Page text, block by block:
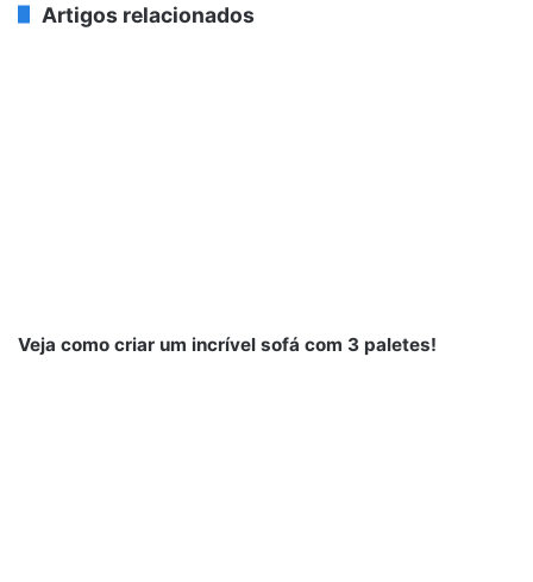
Artigos relacionados
Veja como criar um incrível sofá com 3 paletes!